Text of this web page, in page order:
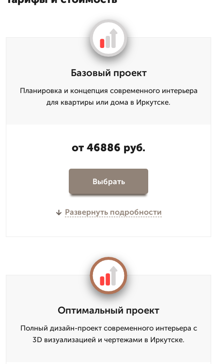
Базовый проект
Планировка и концепция современного интерьера
для квартиры или дома в Иркутске.
от 46886 руб.
Выбрать
Развернуть подробности
Оптимальный проект
Полный дизайн-проект современного интерьера с
3D визуализацией и чертежами в Иркутске.